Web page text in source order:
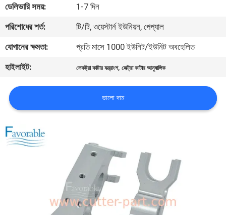
যোগাযোগ
করুন
খবর
উদ্ধৃতির
জন্য
আবেদন
ডেলিভারি সময়:
1-7 দিন
পরিশোধের শর্ত:
টি/টি, ওয়েস্টার্ন ইউনিয়ন, পেপ্যাল
যোগানের ক্ষমতা:
প্রতি মাসে 1000 ইউনিট/ইউনিট অবহেলিত
হাইলাইট:
লেকট্রা কাটার যন্ত্রাংশ,লেক্ট্রা কাটার আনুষাঙ্গিক
ভালো দাম